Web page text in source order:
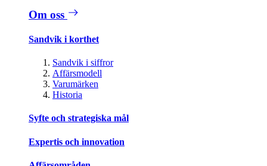
Om oss
Sandvik i korthet
Sandvik i siffror
Affärsmodell
Varumärken
Historia
Syfte och strategiska mål
Expertis och innovation